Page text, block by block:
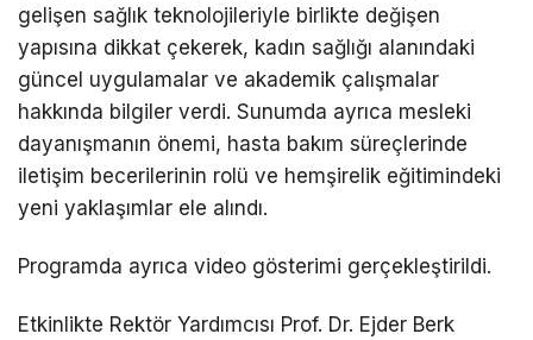
gelişen sağlık teknolojileriyle birlikte değişen
yapısına dikkat çekerek, kadın sağlığı alanındaki
güncel uygulamalar ve akademik çalışmalar
hakkında bilgiler verdi. Sunumda ayrıca mesleki
dayanışmanın önemi, hasta bakım süreçlerinde
iletişim becerilerinin rolü ve hemşirelik eğitimindeki
yeni yaklaşımlar ele alındı.
Programda ayrıca video gösterimi gerçekleştirildi.
Etkinlikte Rektör Yardımcısı Prof. Dr. Ejder Berk